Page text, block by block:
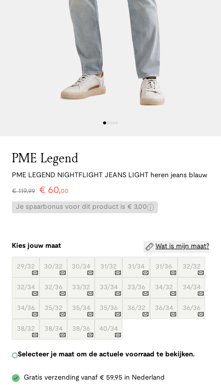
PME Legend
PME LEGEND NIGHTFLIGHT JEANS LIGHT heren jeans blauw
€119,99 € 60,00
Je spaarbonus voor dit product is € 3,00
Kies jouw maat Wat is mijn maat?
29/32 30/32 30/34 31/32 31/34 31/36 32/32
32/34 32/36 33/32 33/34 33/36 34/32 34/34
34/36 35/32 35/34 35/36 36/32 36/34 36/36
38/32 38/34 38/36 40/34
Selecteer je maat om de actuele voorraad te bekijken.
Gratis verzending vanaf € 59,95 in Nederland